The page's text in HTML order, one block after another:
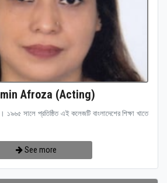
Afroza (Acting)
সালে প্রতিষ্ঠিত এই কলেজটি বাংলাদেশের শিক্ষা খাতে
See more